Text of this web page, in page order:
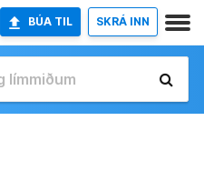
BÚA TIL SKRÁ INN